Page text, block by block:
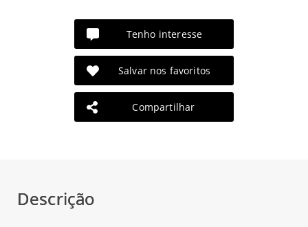
Tenho interesse
Salvar nos favoritos
Compartilhar
Descrição